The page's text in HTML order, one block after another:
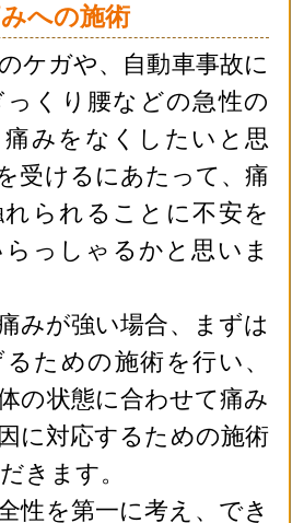
への施術
ケガや、自動車事故に
くり腰などの急性の
みをなくしたいと思
受けるにあたって、痛
られることに不安を
っしゃるかと思いま
みが強い場合、まずは
ための施術を行い、
の状態に合わせて痛み
に対応するための施術
きます。
性を第一に考え、でき